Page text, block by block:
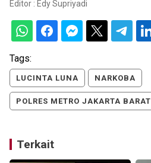
Editor : Edy Supriyadi
Tags:
LUCINTA LUNA NARKOBA
POLRES METRO JAKARTA BARAT
Terkait